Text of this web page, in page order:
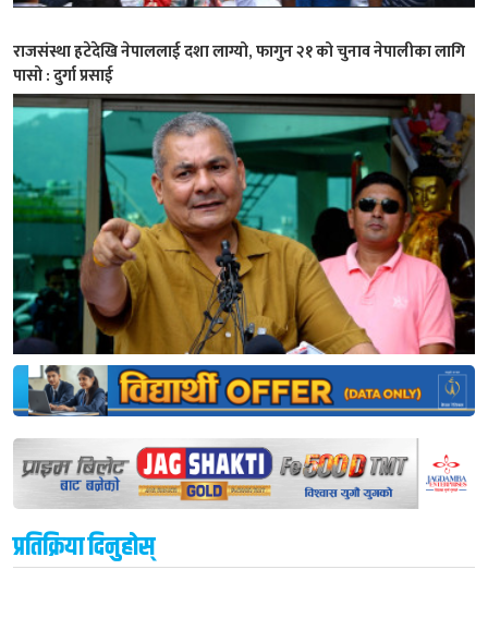
राजसंस्था हटेदेखि नेपाललाई दशा लाग्यो, फागुन २१ को चुनाव नेपालीका लागि
पासो : दुर्गा प्रसाई
प्रतिक्रिया दिनुहोस्